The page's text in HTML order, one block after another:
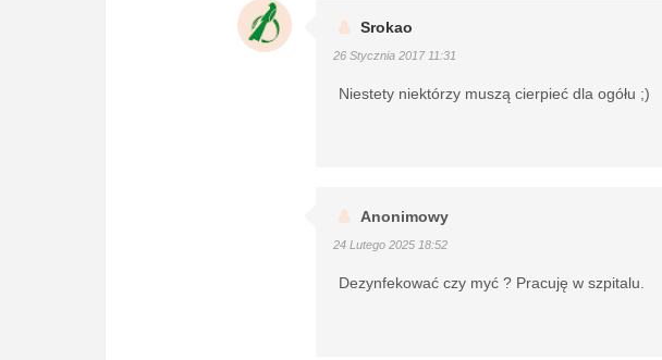
Srokao
26 Stycznia 2017 11:31
Niestety niektórzy muszą cierpieć dla ogółu ;)
Anonimowy
24 Lutego 2025 18:52
Dezynfekować czy myć ? Pracuję w szpitalu.